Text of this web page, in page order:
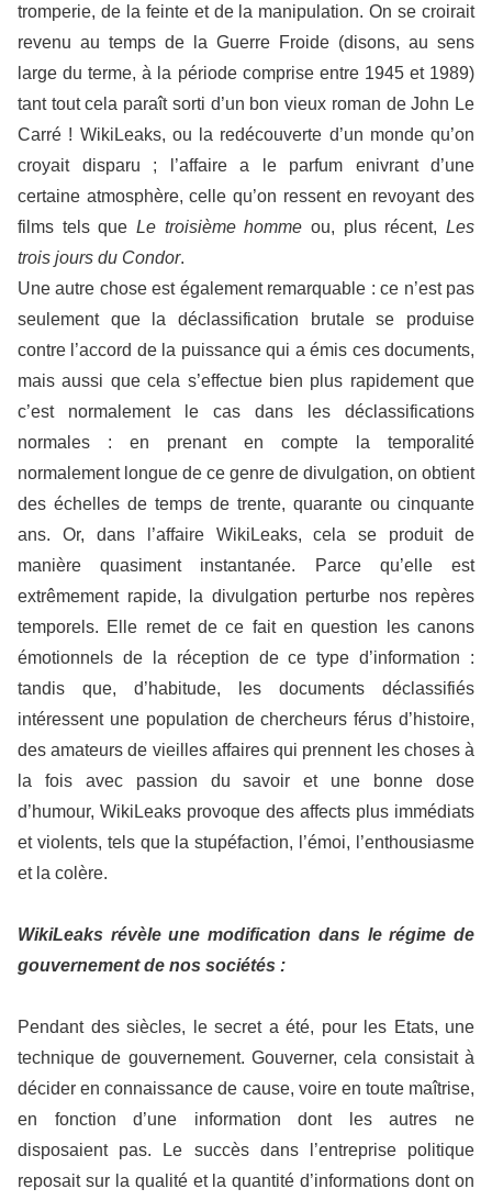
tromperie, de la feinte et de la manipulation. On se croirait
revenu au temps de la Guerre Froide (disons, au sens
large du terme, à la période comprise entre 1945 et 1989)
tant tout cela paraît sorti d’un bon vieux roman de John Le
Carré ! WikiLeaks, ou la redécouverte d’un monde qu’on
croyait disparu ; l’affaire a le parfum enivrant d’une
certaine atmosphère, celle qu’on ressent en revoyant des
films tels que Le troisième homme ou, plus récent,Les
trois jours du Condor.
Une autre chose est également remarquable : ce n’est pas
seulement que la déclassification brutale se produise
contre l’accord de la puissance qui a émis ces documents,
mais aussi que cela s’effectue bien plus rapidement que
c’est normalement le cas dans les déclassifications
normales : en prenant en compte la temporalité
normalement longue de ce genre de divulgation, on obtient
des échelles de temps de trente, quarante ou cinquante
ans. Or, dans l’affaire WikiLeaks, cela se produit de
manière quasiment instantanée. Parce qu’elle est
extrêmement rapide, la divulgation perturbe nos repères
temporels. Elle remet de ce fait en question les canons
émotionnels de la réception de ce type d’information :
tandis que, d’habitude, les documents déclassifiés
intéressent une population de chercheurs férus d’histoire,
des amateurs de vieilles affaires qui prennent les choses à
la fois avec passion du savoir et une bonne dose
d’humour, WikiLeaks provoque des affects plus immédiats
et violents, tels que la stupéfaction, l’émoi, l’enthousiasme
et la colère.
WikiLeaks révèle une modification dans le régime de
gouvernement de nos sociétés :
Pendant des siècles, le secret a été, pour les Etats, une
technique de gouvernement. Gouverner, cela consistait à
décider en connaissance de cause, voire en toute maîtrise,
en fonction d’une information dont les autres ne
disposaient pas. Le succès dans l’entreprise politique
reposait sur la qualité et la quantité d’informations dont on